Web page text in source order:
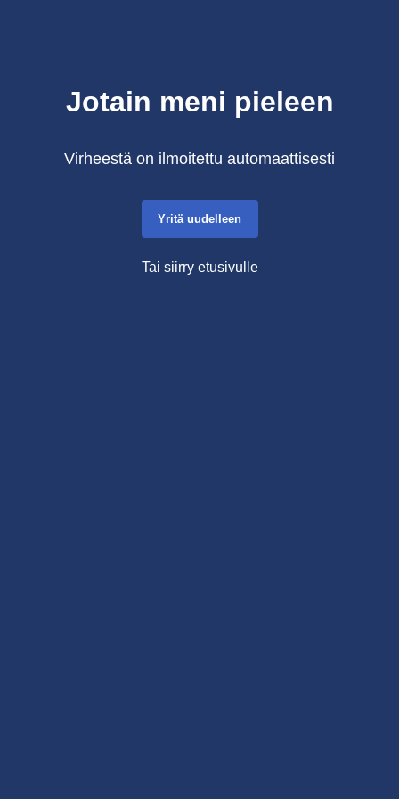
Jotain meni pieleen
Virheestä on ilmoitettu automaattisesti
Yritä uudelleen
Tai siirry etusivulle